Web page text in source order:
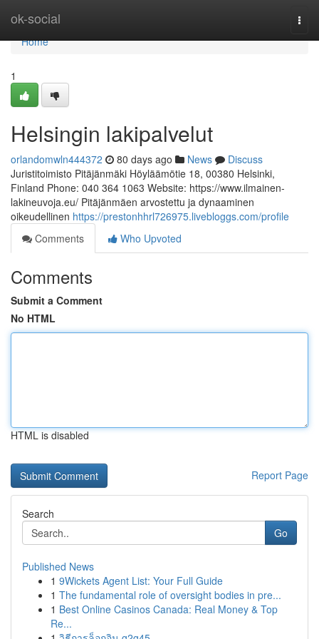
ok-social
Home
Home
1
Helsingin lakipalvelut
orlandomwln444372 80 days ago News
Discuss
Juristitoimisto Pitäjänmäki Höyläämötie 18, 00380 Helsinki,
Finland Phone: 040 364 1063 Website: https://www.ilmainen-
lakineuvoja.eu/ Pitäjänmäen arvostettu ja dynaaminen
oikeudellinen https://prestonhhrl726975.livebloggs.com/profile
Comments
Who Upvoted
Comments
Submit a Comment
No HTML
HTML is disabled
Report Page
Search
Go
Published News
1 9Wickets Agent List: Your Full Guide
1 The fundamental role of oversight bodies in pre...
1 Best Online Casinos Canada: Real Money & Top
Re...